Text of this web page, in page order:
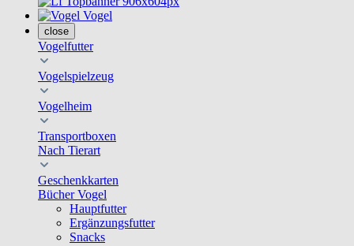
Vogel
close
Vogelfutter
Vogelspielzeug
Vogelheim
Transportboxen
Nach Tierart
Geschenkkarten
Bücher Vogel
Hauptfutter
Ergänzungsfutter
Snacks